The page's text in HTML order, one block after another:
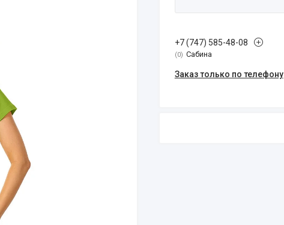
+7 (747) 585-48-08
0 Сабина
Заказ только по телефону